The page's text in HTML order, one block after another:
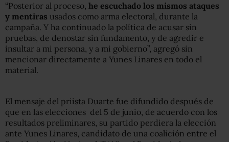
“Posterior al proceso, he escuchado los mismos ataques
y mentiras usados como arma electoral, durante la
campaña. Y ha continuado la política de acusar sin
pruebas, de denostar sin fundamento, y de agredir e
insultar a mi persona, y a mi gobierno”, agregó sin
mencionar directamente a Yunes Linares en todo el
material.
El mensaje del priista Duarte fue difundido después de
que en las elecciones del 5 de junio, de acuerdo con los
resultados preliminares, su partido perdiera la elección
ante Yunes Linares, candidato de una coalición entre el